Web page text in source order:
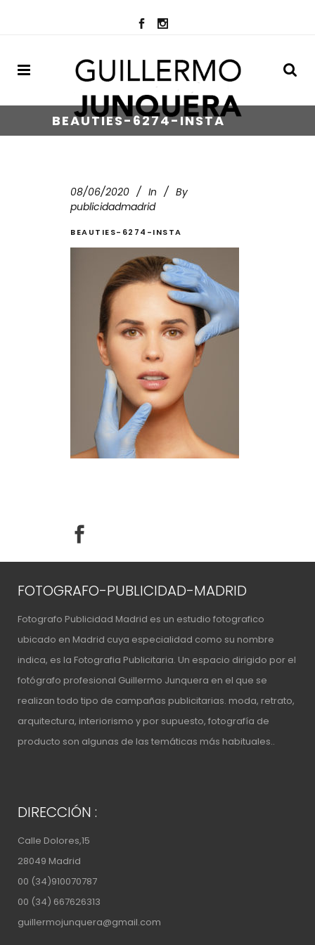
BEAUTIES-6274-INSTA
08/06/2020 In
By
publicidadmadrid
BEAUTIES-6274-INSTA
FOTOGRAFO-PUBLICIDAD-MADRID
Fotografo Publicidad Madrid es un estudio fotografico
ubicado en Madrid cuya especialidad como su nombre
indica, es la Fotografia Publicitaria. Un espacio dirigido por el
fotógrafo profesional Guillermo Junquera en el que se
realizan todo tipo de campañas publicitarias. moda, retrato,
arquitectura, interiorismo y por supuesto, fotografía de
producto son algunas de las temáticas más habituales..
DIRECCIÓN :
Calle Dolores,15
28049 Madrid
00 (34)910070787
00 (34) 667626313
guillermojunquera@gmail.com